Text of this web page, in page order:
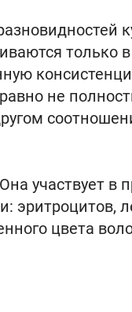
только
не
участвует в
эритроцитов,
цвета